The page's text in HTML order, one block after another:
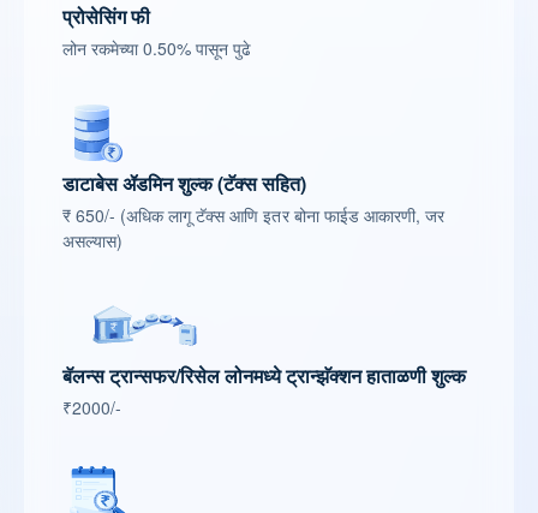
प्रोसेसिंग फी
लोन रकमेच्या 0.50% पासून पुढे
डाटाबेस ॲडमिन शुल्क (टॅक्स सहित)
₹ 650/- (अधिक लागू टॅक्स आणि इतर बोना फाईड आकारणी, जर
असल्यास)
बॅलन्स ट्रान्सफर/रिसेल लोनमध्ये ट्रान्झॅक्शन हाताळणी शुल्क
₹2000/-